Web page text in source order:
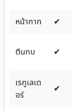
หน้ากาก ✔
ตีนกบ ✔
เรกูเลเต
อร์
✔